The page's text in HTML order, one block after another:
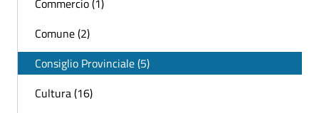
Comune (2)
Consiglio Provinciale (5)
Cultura (16)